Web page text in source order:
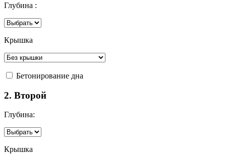
Глубина :
Крышка
Бетонирование дна
2. Второй
Глубина:
Крышка